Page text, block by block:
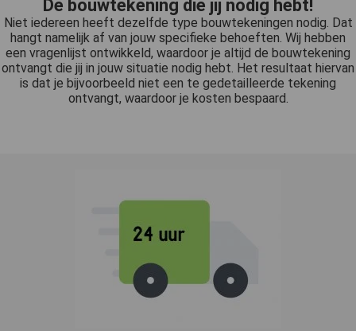
De bouwtekening die jij nodig hebt!
Niet iedereen heeft dezelfde type bouwtekeningen nodig. Dat
hangt namelijk af van jouw specifieke behoeften. Wij hebben
een vragenlijst ontwikkeld, waardoor je altijd de bouwtekening
ontvangt die jij in jouw situatie nodig hebt. Het resultaat hiervan
is dat je bijvoorbeeld niet een te gedetailleerde tekening
ontvangt, waardoor je kosten bespaard.